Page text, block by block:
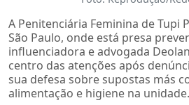
A Penitenciária Feminina de Tupi
São Paulo, onde está presa
influenciadora e advogada
centro das atenções após
sua defesa sobre supostas más
alimentação e higiene na unidade.